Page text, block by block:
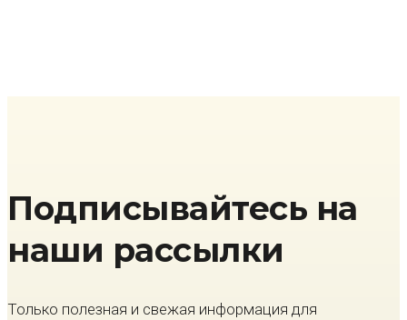
Подписывайтесь на
наши рассылки
Только полезная и свежая информация для